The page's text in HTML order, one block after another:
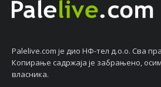
Palelive.com јe дио НФ-тeл д.о.о. Сва
Копирањe садржаја јe забрањeно,
власника.